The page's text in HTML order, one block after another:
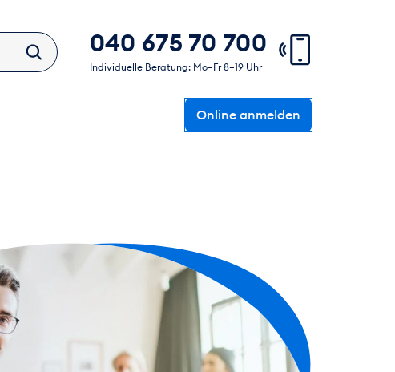
040 675 70 700
Individuelle Beratung: Mo–Fr 8–19 Uhr
Online anmelden